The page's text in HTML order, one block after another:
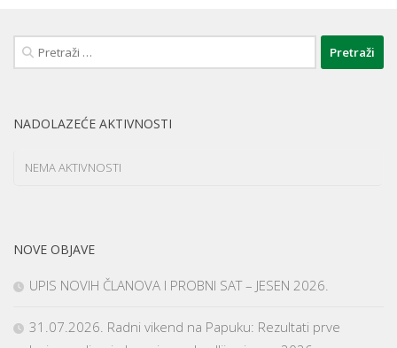
Pretraži:
NADOLAZEĆE AKTIVNOSTI
NEMA AKTIVNOSTI
NOVE OBJAVE
UPIS NOVIH ČLANOVA I PROBNI SAT – JESEN 2026.
31.07.2026. Radni vikend na Papuku: Rezultati prve